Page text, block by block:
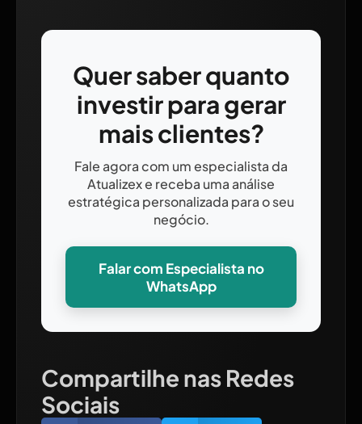
Quer saber quanto
investir para gerar
mais clientes?
Fale agora com um especialista da
Atualizex e receba uma análise
estratégica personalizada para o seu
negócio.
Falar com Especialista no
WhatsApp
Compartilhe nas Redes
Sociais